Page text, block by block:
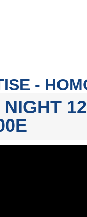
-